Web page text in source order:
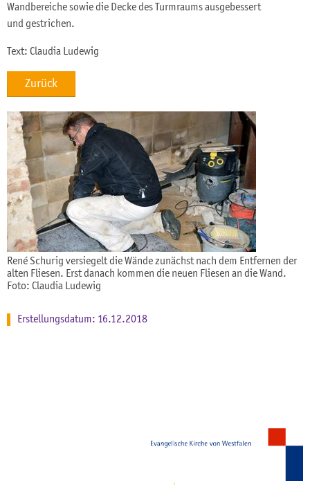
Wandbereiche sowie die Decke des Turmraums ausgebessert
und gestrichen.
Text: Claudia Ludewig
Zurück
René Schurig versiegelt die Wände zunächst nach dem Entfernen der
alten Fliesen. Erst danach kommen die neuen Fliesen an die Wand.
Foto: Claudia Ludewig
Erstellungsdatum: 16.12.2018